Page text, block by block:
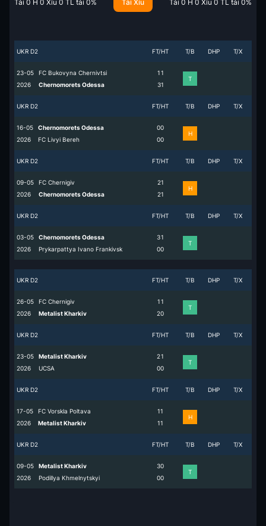
Tài 0 H 0 Xỉu 0 TL tài 0% Tài Xỉu Tài 0 H 0 Xỉu 0 TL tài 0%
UKR D2 FT/HT T/B DHP T/X
23-05
2026
FC Bukovyna Chernivtsi
Chernomorets Odessa
1
3
1
1
T
UKR D2 FT/HT T/B DHP T/X
16-05
2026
Chernomorets Odessa
FC Livyi Bereh
0
0
0
0
H
UKR D2 FT/HT T/B DHP T/X
09-05
2026
FC Chernigiv
Chernomorets Odessa
2
2
1
1
H
UKR D2 FT/HT T/B DHP T/X
03-05
2026
Chernomorets Odessa
Prykarpattya Ivano Frankivsk
3
0
1
0
T
UKR D2 FT/HT T/B DHP T/X
26-05
2026
FC Chernigiv
Metalist Kharkiv
1
2
1
0
T
UKR D2 FT/HT T/B DHP T/X
23-05
2026
Metalist Kharkiv
UCSA
2
0
1
0
T
UKR D2 FT/HT T/B DHP T/X
17-05
2026
FC Vorskla Poltava
Metalist Kharkiv
1
1
1
1
H
UKR D2 FT/HT T/B DHP T/X
09-05
2026
Metalist Kharkiv
Podillya Khmelnytskyi
3
0
0
0
T